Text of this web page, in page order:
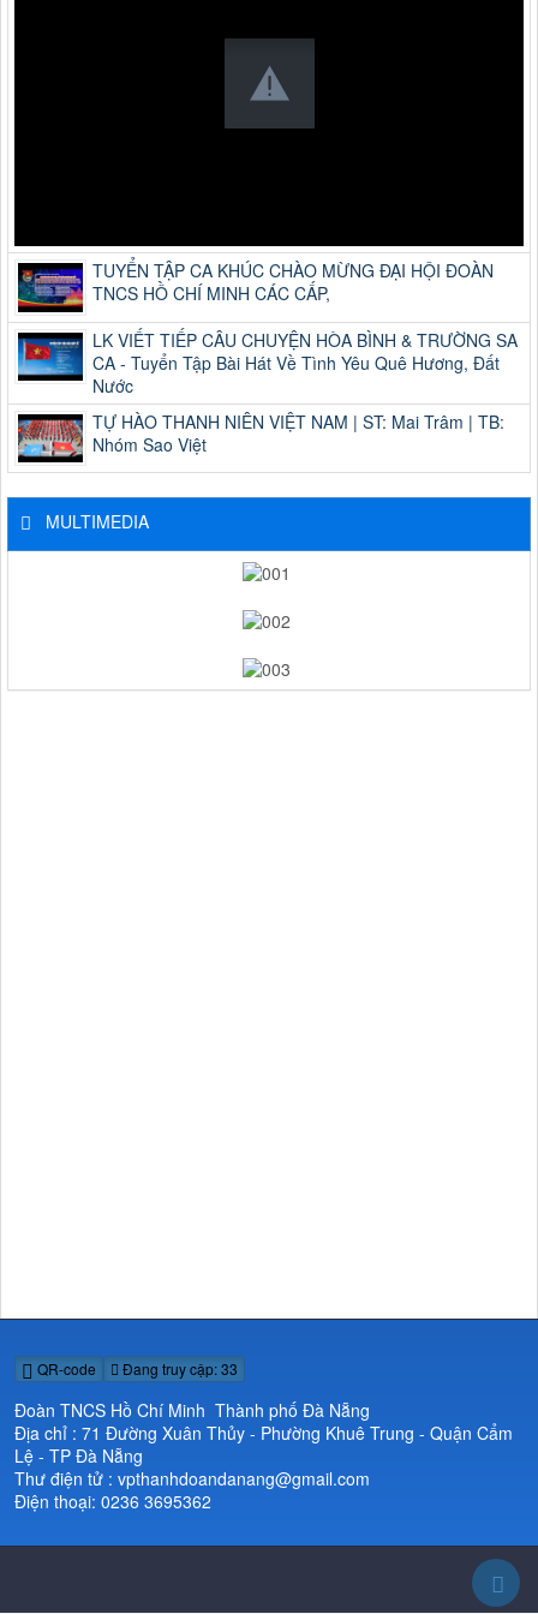
TUYỂN TẬP CA KHÚC CHÀO MỪNG ĐẠI HỘI ĐOÀN
TNCS HỒ CHÍ MINH CÁC CẤP,
LK VIẾT TIẾP CÂU CHUYỆN HÒA BÌNH & TRƯỜNG SA
CA - Tuyển Tập Bài Hát Về Tình Yêu Quê Hương, Đất
Nước
TỰ HÀO THANH NIÊN VIỆT NAM | ST: Mai Trâm | TB:
Nhóm Sao Việt
MULTIMEDIA
QR-code Đang truy cập: 33
Đoàn TNCS Hồ Chí Minh Thành phố Đà Nẵng
Địa chỉ : 71 Đường Xuân Thủy - Phường Khuê Trung - Quận Cẩm
Lệ - TP Đà Nẵng
Thư điện tử : vpthanhdoandanang@gmail.com
Điện thoại: 0236 3695362